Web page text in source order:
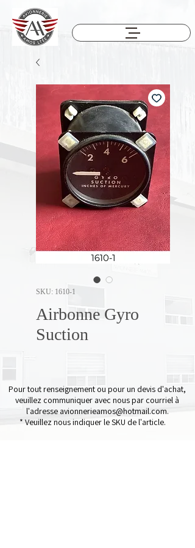
SKU: 1610-1
Airbonne Gyro
Suction
Pour tout renseignement ou pour un devis d'achat,
veuillez communiquer avec nous par courriel à
l'adresse avionnerieamos@hotmail.com.
* Veuillez nous indiquer le SKU de l'article.